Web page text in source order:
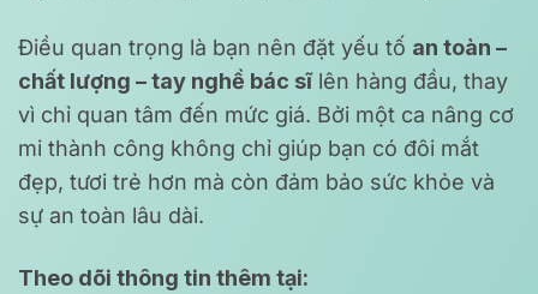
Điều quan trọng là bạn nên đặt yếu tố an toàn –
chất lượng – tay nghề bác sĩlên hàng đầu, thay
vì chỉ quan tâm đến mức giá. Bởi một ca nâng cơ
mi thành công không chỉ giúp bạn có đôi mắt
đẹp, tươi trẻ hơn mà còn đảm bảo sức khỏe và
sự an toàn lâu dài.
Theo dõi thông tin thêm tại: